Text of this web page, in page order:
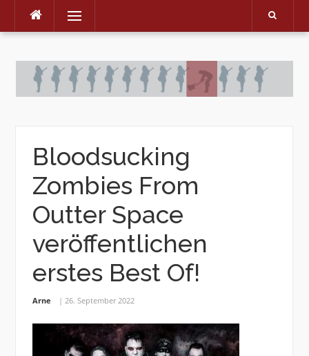
Skip
Menu
Bloodsucking
Zombies From
Outter Space
veröffentlichen
erstes Best Of!
Arne 26. September 2022